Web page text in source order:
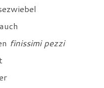
finissimi pezzi